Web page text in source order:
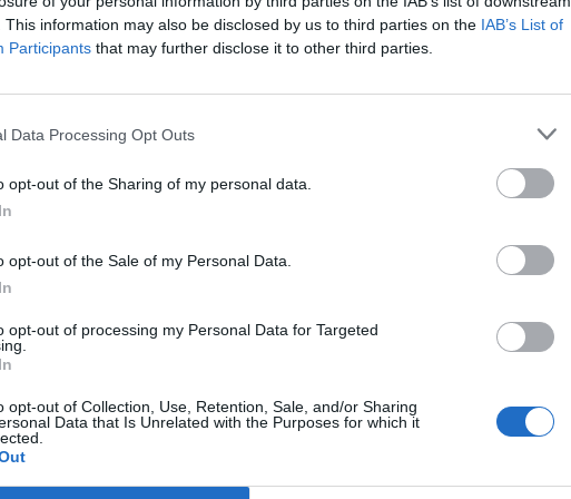
This information may also be disclosed by us to third parties on the IAB’s List of
Participants that may further disclose it to other third parties.
Data Processing Opt Outs
opt-out of the Sharing of my personal data.
opt-out of the Sale of my Personal Data.
opt-out of processing my Personal Data for Targeted
opt-out of Collection, Use, Retention, Sale, and/or Sharing
Data that Is Unrelated with the Purposes for which it
Prečítajte si aj
sa a užívajte si: 6 tipov, ako mať z intímneho zblíženia intenzívnejší pôžitok